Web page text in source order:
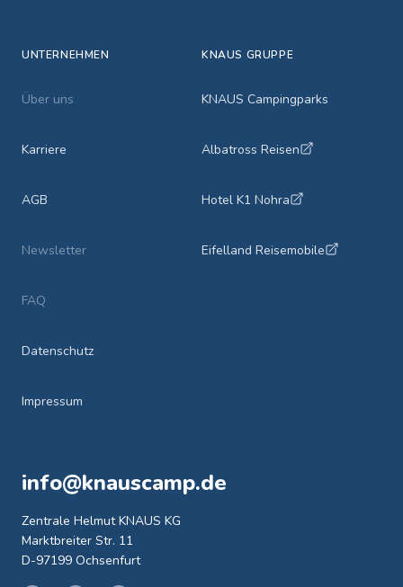
UNTERNEHMEN
Über uns
Karriere
AGB
Newsletter
FAQ
Datenschutz
Impressum
KNAUS GRUPPE
KNAUS Campingparks
Albatross Reisen
Hotel K1 Nohra
Eifelland Reisemobile
info@knauscamp.de
Zentrale Helmut KNAUS KG
Marktbreiter Str. 11
D-97199 Ochsenfurt